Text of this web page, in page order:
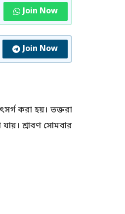
Join Now
Join Now
করা হয়। ভক্তরা
শ্রাবণ সোমবার